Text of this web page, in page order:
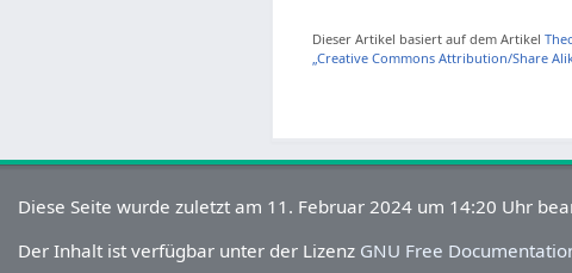
Dieser Artikel basiert auf dem Artikel
„Creative Commons Attribution/Share
Diese Seite wurde zuletzt am 11. Februar 2024 um 14:20 Uhr
Der Inhalt ist verfügbar unter der Lizenz GNU Free